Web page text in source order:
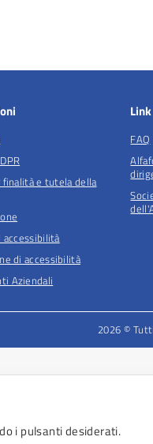
finalità e tutela della
di accessibilità
Aziendali
FAQ
2026 ©
i pulsanti desiderati.